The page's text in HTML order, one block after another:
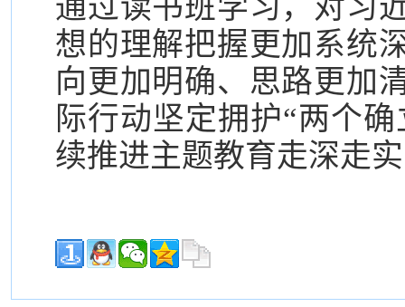
通过读书班学习，对习
想的理解把握更加系统
向更加明确、思路更加
际行动坚定拥护“两个
续推进主题教育走深走